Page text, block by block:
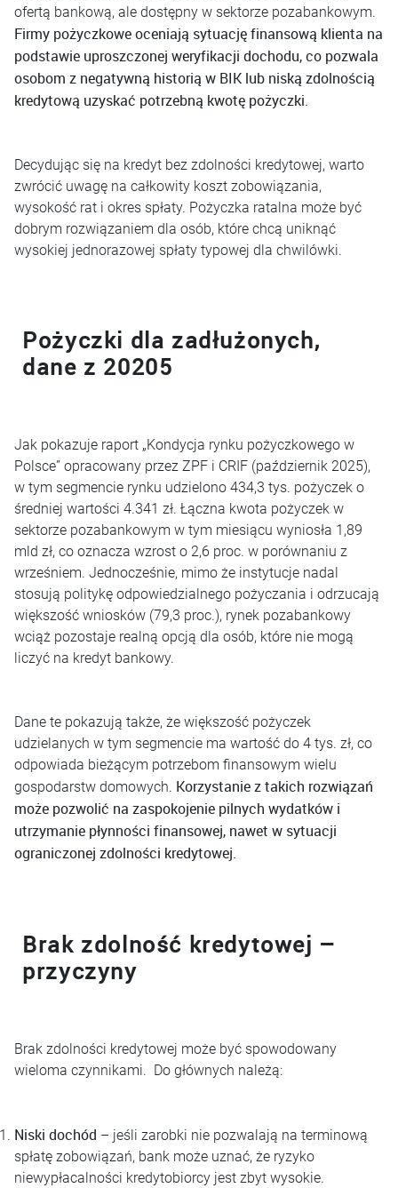
ofertą bankową, ale dostępny w sektorze pozabankowym.
Firmy pożyczkowe oceniają sytuację finansową klienta na
podstawie uproszczonej weryfikacji dochodu, co pozwala
osobom z negatywną historią w BIK lub niską zdolnością
kredytową uzyskać potrzebną kwotę pożyczki.
Decydując się na kredyt bez zdolności kredytowej, warto
zwrócić uwagę na całkowity koszt zobowiązania,
wysokość rat i okres spłaty. Pożyczka ratalna może być
dobrym rozwiązaniem dla osób, które chcą uniknąć
wysokiej jednorazowej spłaty typowej dla chwilówki.
Pożyczki dla zadłużonych,
dane z 20205
Jak pokazuje raport „Kondycja rynku pożyczkowego w
Polsce” opracowany przez ZPF i CRIF (październik 2025),
w tym segmencie rynku udzielono 434,3 tys. pożyczek o
średniej wartości 4.341 zł. Łączna kwota pożyczek w
sektorze pozabankowym w tym miesiącu wyniosła 1,89
mld zł, co oznacza wzrost o 2,6 proc. w porównaniu z
wrześniem. Jednocześnie, mimo że instytucje nadal
stosują politykę odpowiedzialnego pożyczania i odrzucają
większość wniosków (79,3 proc.), rynek pozabankowy
wciąż pozostaje realną opcją dla osób, które nie mogą
liczyć na kredyt bankowy.
Dane te pokazują także, że większość pożyczek
udzielanych w tym segmencie ma wartość do 4 tys. zł, co
odpowiada bieżącym potrzebom finansowym wielu
gospodarstw domowych. Korzystanie z takich rozwiązań
może pozwolić na zaspokojenie pilnych wydatków i
utrzymanie płynności finansowej, nawet w sytuacji
ograniczonej zdolności kredytowej.
Brak zdolność kredytowej –
przyczyny
Brak zdolności kredytowej może być spowodowany
wieloma czynnikami. Do głównych należą:
Niski dochód – jeśli zarobki nie pozwalają na terminową
spłatę zobowiązań, bank może uznać, że ryzyko
niewypłacalności kredytobiorcy jest zbyt wysokie.